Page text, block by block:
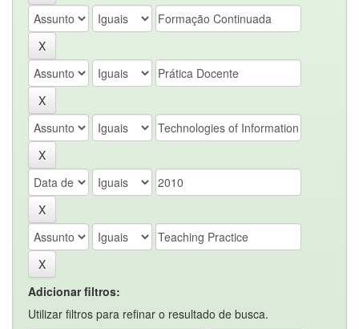
Adicionar filtros:
Utilizar filtros para refinar o resultado de busca.